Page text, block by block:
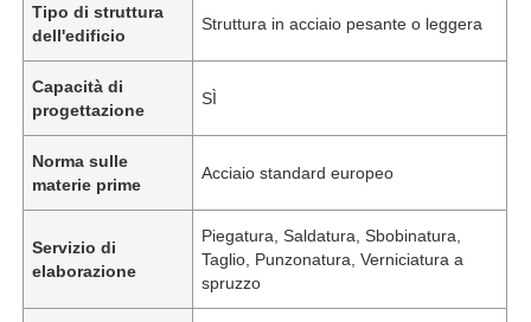
Tipo di struttura
dell'edificio
Struttura in acciaio pesante o leggera
Capacità di
progettazione
SÌ
Norma sulle
materie prime
Acciaio standard europeo
Servizio di
elaborazione
Piegatura, Saldatura, Sbobinatura,
Taglio, Punzonatura, Verniciatura a
spruzzo